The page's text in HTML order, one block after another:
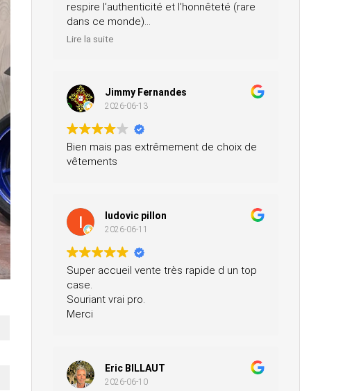
respire l’authenticité et l’honnêteté (rare
dans ce monde)
Merci pour votre professionnalisme, je
Lire la suite
Jimmy Fernandes
2026-06-13
Bien mais pas extrêmement de choix de
vêtements
ludovic pillon
2026-06-11
Super accueil vente très rapide d un top
case.
Souriant vrai pro.
Merci
Eric BILLAUT
2026-06-10